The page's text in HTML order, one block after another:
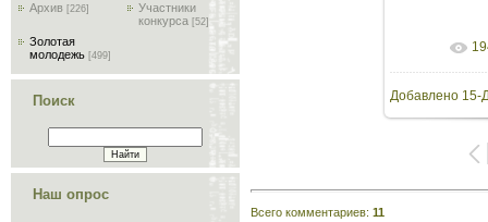
Архив [226]
Участники
конкурса [52]
Золотая
молодежь [499]
Поиск
Наш опрос
В
Добавлено15-
Всего комментариев: 11